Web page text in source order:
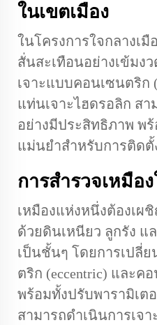
ในเขตเมือง
ในโครงการใจกลางเ
สั่นสะเทือนอย่างเข้มง
เจาะแบบคอนเซนตริก
แท่นเจาะไฮดรอลิก ส
อย่างมีประสิทธิภาพ พ
แม่นยำสำหรับการติดตั้
การสำรวจเหมือ
เหมืองแห่งหนึ่งต้องเ
ด้วยดินเหนียว ลูกรัง
เป็นชั้นๆ โดยการเปลี่ย
ตริก (eccentric) และค
พร้อมทั้งปรับพารามิเต
สามารถดำเนินการเจ